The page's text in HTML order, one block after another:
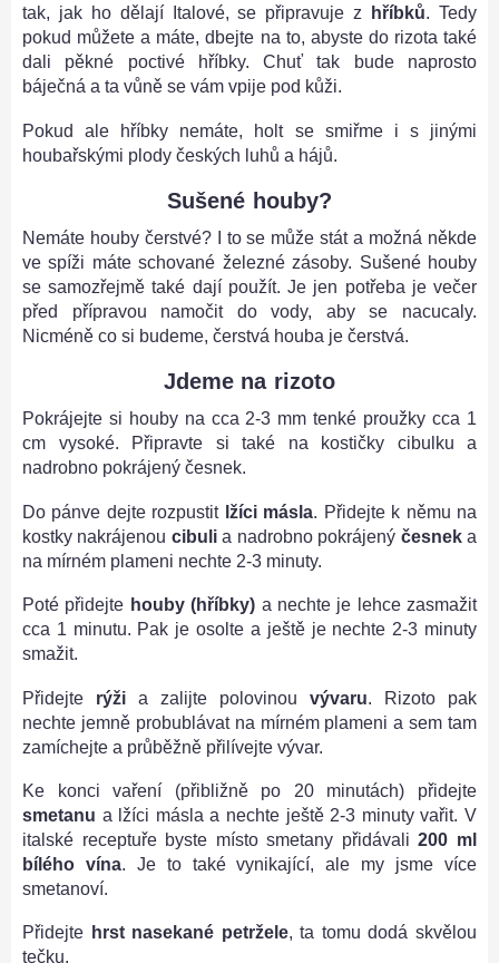
tak, jak ho dělají Italové, se připravuje z
hříbků. Tedy
pokud můžete a máte, dbejte na to, abyste do rizota také
dali pěkné poctivé hříbky. Chuť tak bude naprosto
báječná a ta vůně se vám vpije pod kůži.
Pokud ale hříbky nemáte, holt se smiřme i s jinými
houbařskými plody českých luhů a hájů.
Sušené houby?
Nemáte houby čerstvé? I to se může stát a možná někde
ve spíži máte schované železné zásoby. Sušené houby
se samozřejmě také dají použít. Je jen potřeba je večer
před přípravou namočit do vody, aby se nacucaly.
Nicméně co si budeme, čerstvá houba je čerstvá.
Jdeme na rizoto
Pokrájejte si houby na cca 2-3 mm tenké proužky cca 1
cm vysoké. Připravte si také na kostičky cibulku a
nadrobno pokrájený česnek.
Do pánve dejte rozpustit lžíci másla. Přidejte k němu na
kostky nakrájenou cibulia nadrobno pokrájený česneka
na mírném plameni nechte 2-3 minuty.
Poté přidejte houby (hříbky) a nechte je lehce zasmažit
cca 1 minutu. Pak je osolte a ještě je nechte 2-3 minuty
smažit.
Přidejte rýži a zalijte polovinou vývaru. Rizoto pak
nechte jemně probublávat na mírném plameni a sem tam
zamíchejte a průběžně přilívejte vývar.
Ke konci vaření (přibližně po 20 minutách) přidejte
smetanu a lžíci másla a nechte ještě 2-3 minuty vařit. V
italské receptuře byste místo smetany přidávali200 ml
bílého vína. Je to také vynikající, ale my jsme více
smetanoví.
Přidejte hrst nasekané petržele, ta tomu dodá skvělou
tečku.